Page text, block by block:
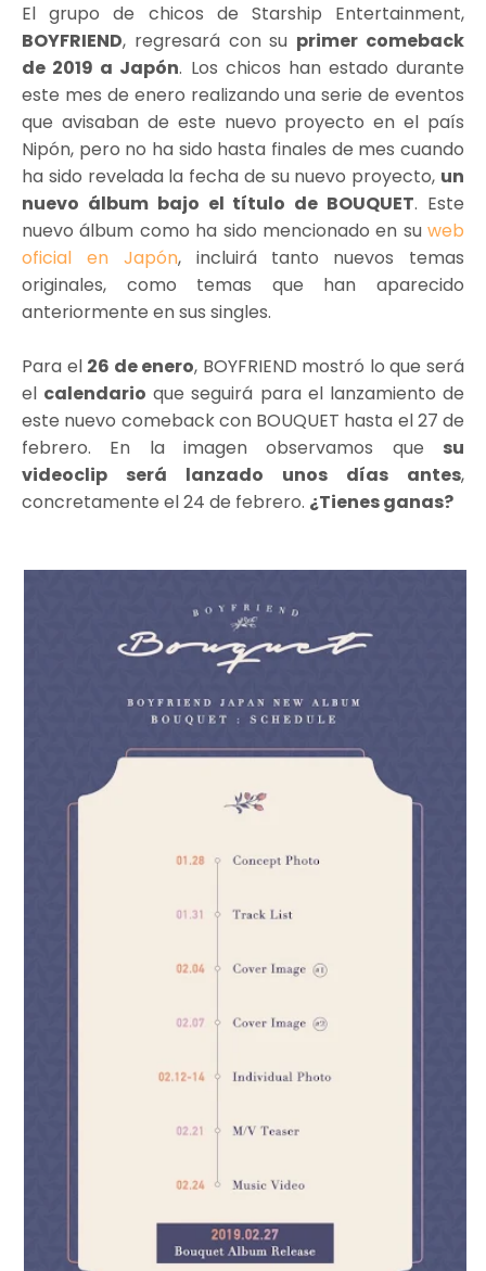
El grupo de chicos de Starship Entertainment,
BOYFRIEND, regresará con su primer comeback
de 2019 a Japón. Los chicos han estado durante
este mes de enero realizando una serie de eventos
que avisaban de este nuevo proyecto en el país
Nipón, pero no ha sido hasta finales de mes cuando
ha sido revelada la fecha de su nuevo proyecto, un
nuevo álbum bajo el título de BOUQUET. Este
nuevo álbum como ha sido mencionado en su web
oficial en Japón, incluirá tanto
nuevos temas
originales, como temas que han aparecido
anteriormente en sus singles.
Para el 26 de enero, BOYFRIEND mostró lo que será
el calendario que seguirá para el lanzamiento de
este nuevo comeback con BOUQUET hasta el 27 de
febrero. En la imagen observamos que su
videoclip será lanzado unos días antes,
concretamente el 24 de febrero. ¿Tienes ganas?